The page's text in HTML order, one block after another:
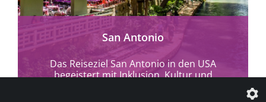
San Antonio
Das Reiseziel San Antonio in den USA
begeistert mit Inklusion, Kultur und